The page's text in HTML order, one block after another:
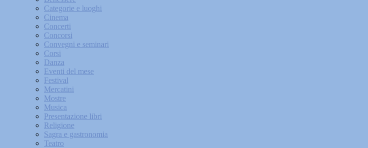
Categorie e luoghi
Cinema
Concerti
Concorsi
Convegni e seminari
Corsi
Danza
Eventi del mese
Festival
Mercatini
Mostre
Musica
Presentazione libri
Religione
Sagra e gastronomia
Teatro